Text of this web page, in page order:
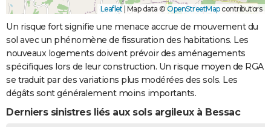
Leaflet | Map data © OpenStreetMapcontributors
Un risque fort signifie une menace accrue de mouvement du
sol avec un phénomène de fissuration des habitations. Les
nouveaux logements doivent prévoir des aménagements
spécifiques lors de leur construction. Un risque moyen de RGA
se traduit par des variations plus modérées des sols. Les
dégâts sont généralement moins importants.
Derniers sinistres liés aux sols argileux à Bessac